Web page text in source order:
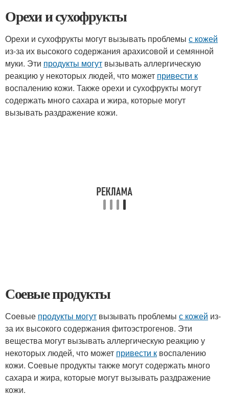
Орехи и сухофрукты
Орехи и сухофрукты могут вызывать проблемы с кожей
из-за их высокого содержания арахисовой и семянной
муки. Эти продукты могут вызывать аллергическую
реакцию у некоторых людей, что может привести к
воспалению кожи. Также орехи и сухофрукты могут
содержать много сахара и жира, которые могут
вызывать раздражение кожи.
Соевые продукты
Соевые продукты могут вызывать проблемы с кожей из-
за их высокого содержания фитоэстрогенов. Эти
вещества могут вызывать аллергическую реакцию у
некоторых людей, что может привести к воспалению
кожи. Соевые продукты также могут содержать много
сахара и жира, которые могут вызывать раздражение
кожи.